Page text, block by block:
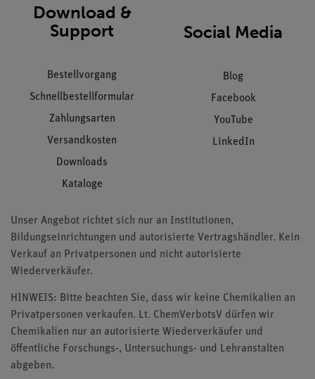
Download &
Support
Bestellvorgang
Schnellbestellformular
Zahlungsarten
Versandkosten
Downloads
Kataloge
Social Media
Blog
Facebook
YouTube
LinkedIn
Unser Angebot richtet sich nur an Institutionen,
Bildungseinrichtungen und autorisierte Vertragshändler. Kein
Verkauf an Privatpersonen und nicht autorisierte
Wiederverkäufer.
HINWEIS: Bitte beachten Sie, dass wir keine Chemikalien an
Privatpersonen verkaufen. Lt. ChemVerbotsV dürfen wir
Chemikalien nur an autorisierte Wiederverkäufer und
öffentliche Forschungs-, Untersuchungs- und Lehranstalten
abgeben.